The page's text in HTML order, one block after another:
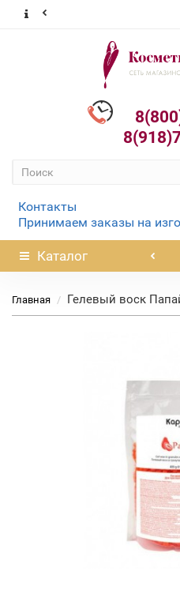
Контакты
Принимаем заказы на
Каталог
Главная Гелевый воск